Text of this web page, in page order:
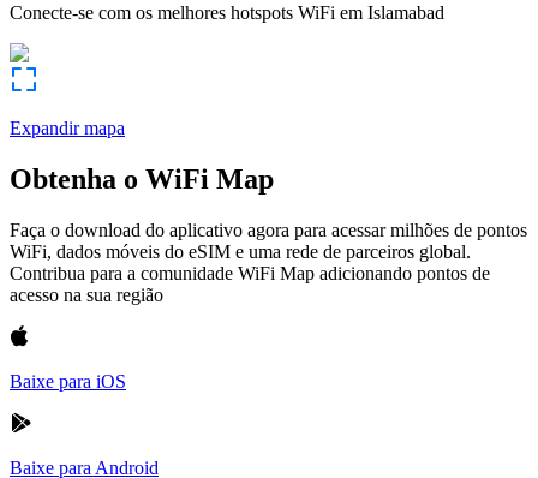
Conecte-se com os melhores hotspots WiFi em Islamabad
Expandir mapa
Obtenha o WiFi Map
Faça o download do aplicativo agora para acessar milhões de pontos
WiFi, dados móveis do eSIM e uma rede de parceiros global.
Contribua para a comunidade WiFi Map adicionando pontos de
acesso na sua região
Baixe para iOS
Baixe para Android